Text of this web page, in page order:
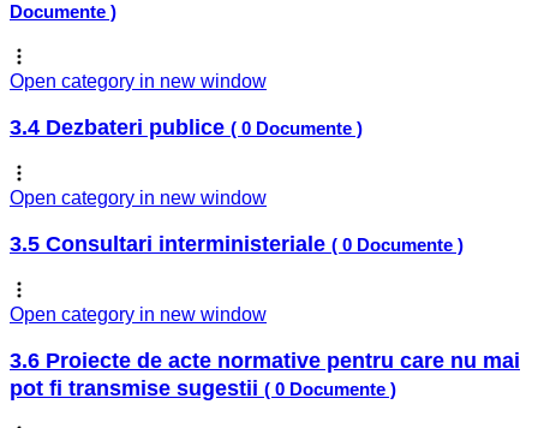
Documente )
Open category in new window
3.4 Dezbateri publice ( 0 Documente )
Open category in new window
3.5 Consultari interministeriale ( 0 Documente )
Open category in new window
3.6 Proiecte de acte normative pentru care nu mai
pot fi transmise sugestii ( 0 Documente )